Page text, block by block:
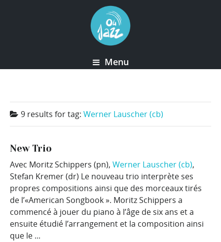
Menu
9 results fortag: Werner Lauscher (cb)
New Trio
Avec Moritz Schippers (pn), Werner Lauscher (cb),
Stefan Kremer (dr) Le nouveau trio interprète ses
propres compositions ainsi que des morceaux tirés
de l’«American Songbook ». Moritz Schippers a
commencé à jouer du piano à l’âge de six ans et a
ensuite étudié l’arrangement et la composition ainsi
que le ...